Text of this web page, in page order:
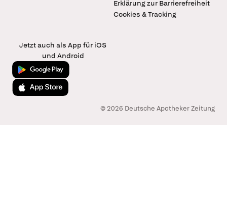
Erklärung zur Barrierefreiheit
Cookies & Tracking
Jetzt auch als App für iOS
und Android
Jetzt bei Google Play
Laden im App Store
© 2026 Deutsche Apotheker Zeitung